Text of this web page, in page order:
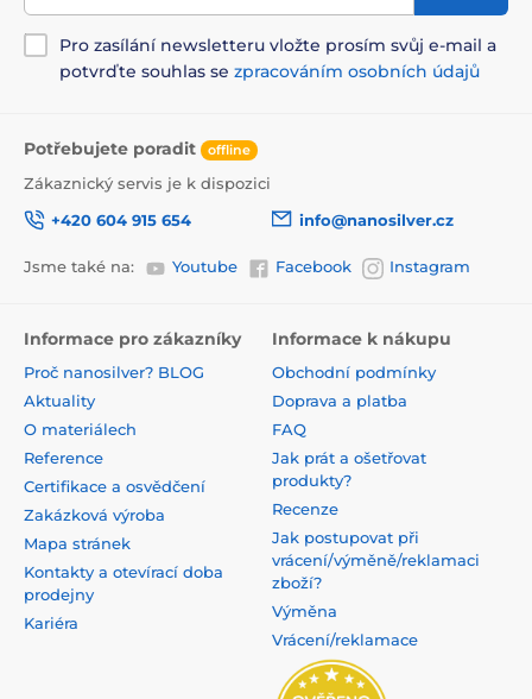
Pro zasílání newsletteru vložte prosím svůj e-mail a
potvrďte souhlas se zpracováním osobních údajů
Potřebujete poradit offline
Zákaznický servis je k dispozici
+420 604 915 654
info@nanosilver.cz
Jsme také na: Youtube Facebook Instagram
Informace pro zákazníky
Proč nanosilver? BLOG
Aktuality
O materiálech
Reference
Certifikace a osvědčení
Zakázková výroba
Mapa stránek
Kontakty a otevírací doba
prodejny
Kariéra
Informace k nákupu
Obchodní podmínky
Doprava a platba
FAQ
Jak prát a ošetřovat
produkty?
Recenze
Jak postupovat při
vrácení/výměně/reklamaci
zboží?
Výměna
Vrácení/reklamace